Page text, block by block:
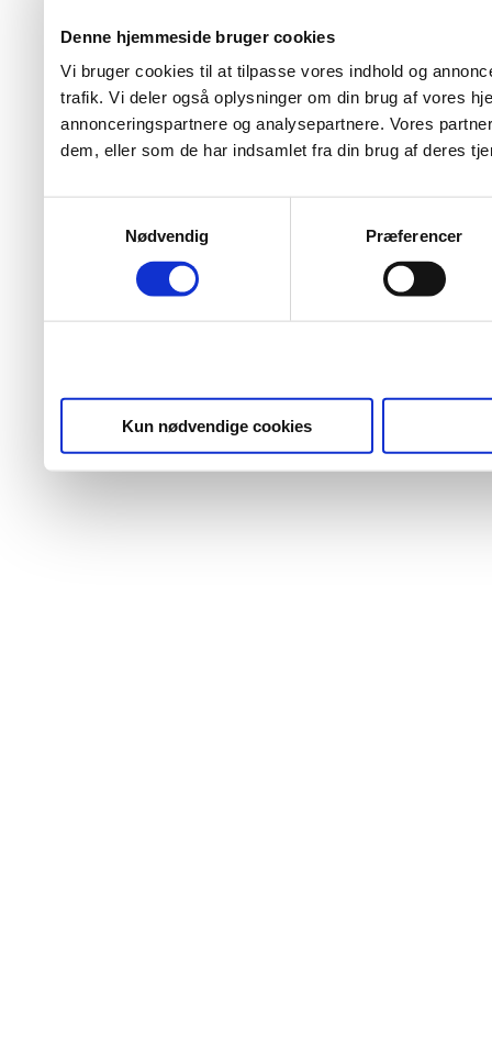
Denne hjemmeside bruger cookies
Vi bruger cookies til at tilpasse vores indhold og
trafik. Vi deler også oplysninger om din brug af vores
annonceringspartnere og analysepartnere. Vores
dem, eller som de har indsamlet fra din brug af deres
Nødvendig
Præferencer
Kun nødvendige cookies